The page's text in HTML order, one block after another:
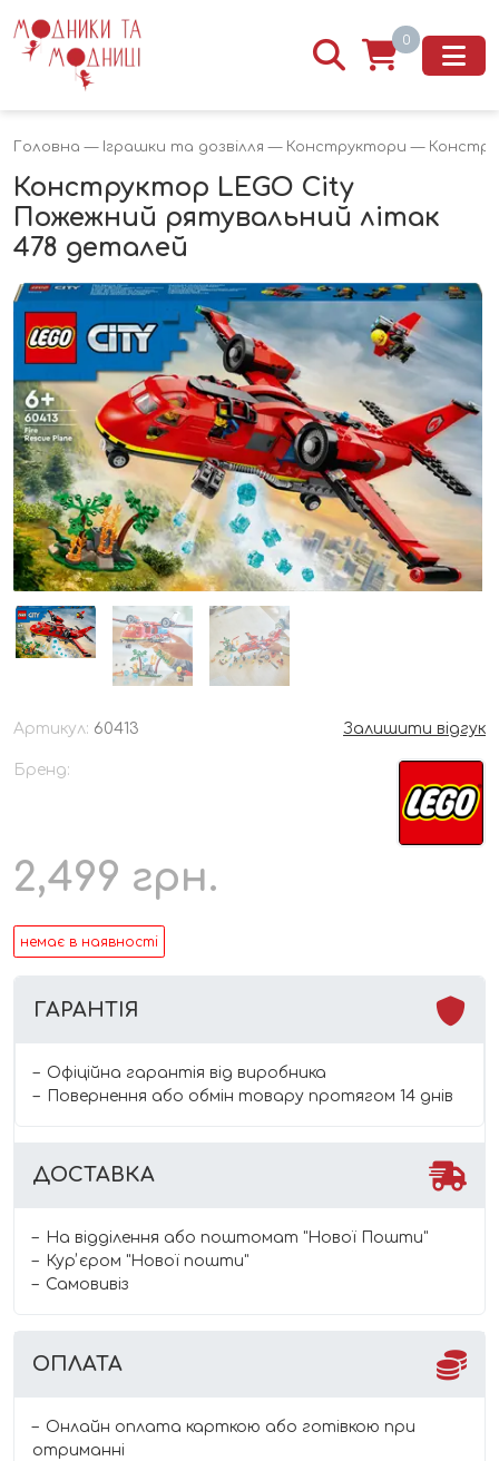
0
Головна — Іграшки та дозвілля — Конструктори —
Конструктор LEGO City
Пожежний рятувальний літак
478 деталей
Артикул: 60413 Залишити відгук
Бренд:
2,499 грн.
немає в наявності
ГАРАНТІЯ
Офіційна гарантія від виробника
Повернення або обмін товару протягом 14 днів
ДОСТАВКА
На відділення або поштомат "Нової Пошти"
Курʼєром "Нової пошти"
Самовивіз
ОПЛАТА
Онлайн оплата карткою або готівкою при
отриманні